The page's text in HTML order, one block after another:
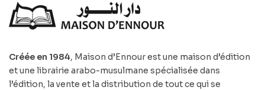
Créée en 1984, Maison d’Ennour est une maison d’édition
et une librairie arabo-musulmane spécialisée dans
l’édition, la vente et la distribution de tout ce qui se